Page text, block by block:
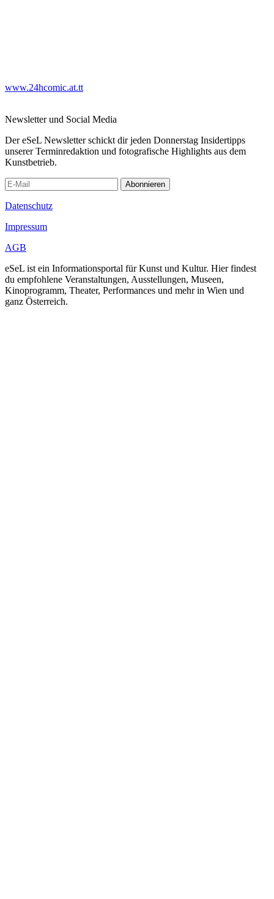
www.24hcomic.at.tt
Newsletter und Social Media
Der eSeL Newsletter schickt dir jeden Donnerstag Insidertipps
unserer Terminredaktion und fotografische Highlights aus dem
Kunstbetrieb.
Abonnieren
Datenschutz
Impressum
AGB
eSeL ist ein Informationsportal für Kunst und Kultur. Hier findest
du empfohlene Veranstaltungen, Ausstellungen, Museen,
Kinoprogramm, Theater, Performances und mehr in Wien und
ganz Österreich.